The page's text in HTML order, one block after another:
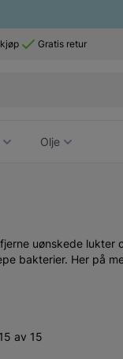
Gratis retur
Olje
uønskede
bakterier. Her på
av 15